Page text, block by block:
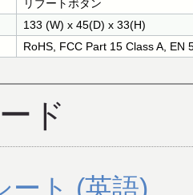
リブートボタン
133 (W) x 45(D) x 33(H)
RoHS, FCC Part 15 Class A, EN
ド
ート (英語)